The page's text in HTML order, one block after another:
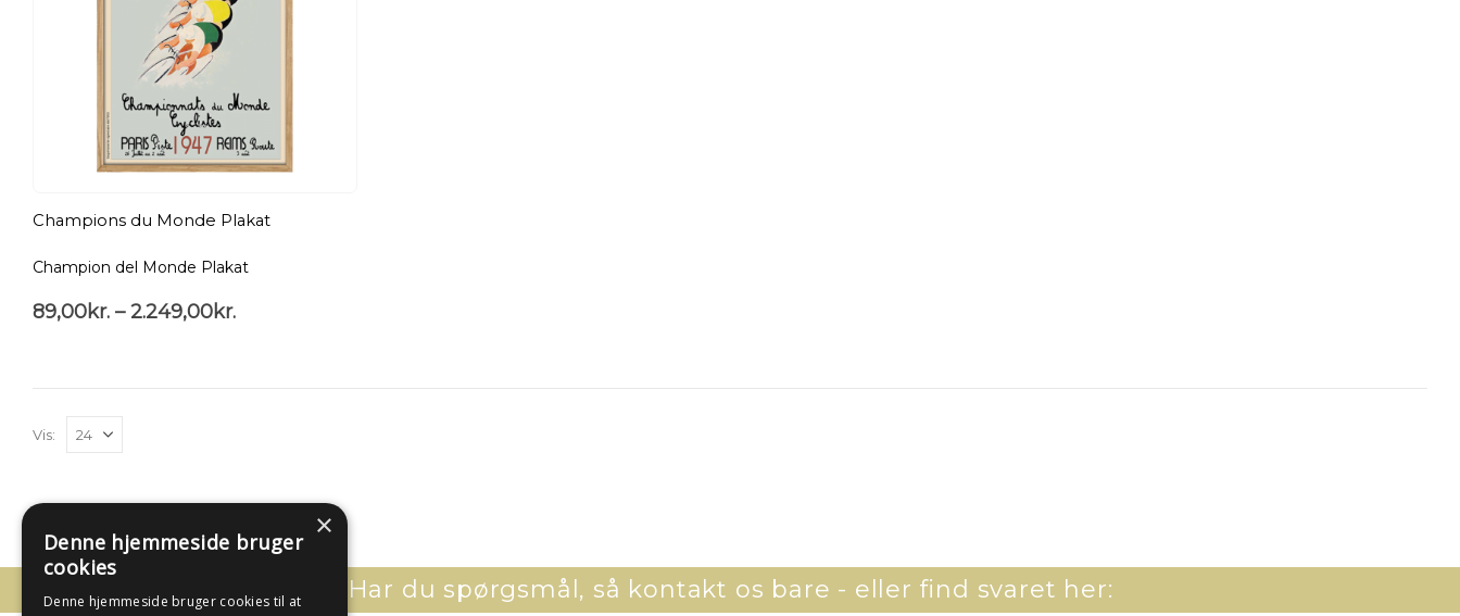
Champions du Monde Plakat
Champion del Monde Plakat
89,00kr. – 2.249,00kr.
Vis:
Har du spørgsmål, så kontakt os bare - eller find svaret her:
×
Denne hjemmeside bruger
cookies
Denne hjemmeside bruger cookies til at